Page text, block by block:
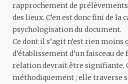
rapprochement de
des lieux. C’en est donc fini de la
psychologisation du document.
Ce dont il s’agit n’est rien moins
d’établissement d’un faisceau
relation devrait être signifiante.
méthodiquement ; elle traverse